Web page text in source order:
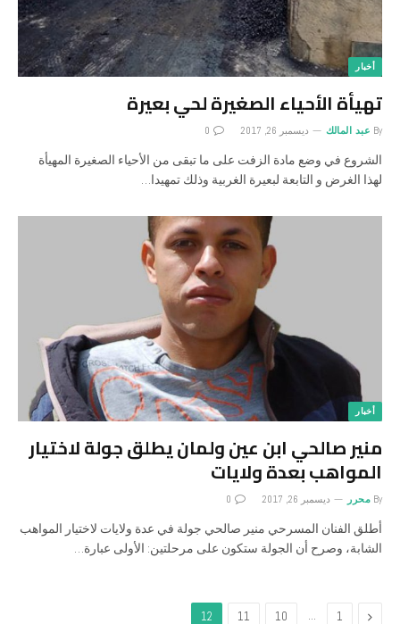
أخبار
تهيأة الأحياء الصغيرة لحي بعيرة
By عبد المالك ديسمبر 26, 2017 0
الشروع في وضع مادة الزفت على ما تبقى من الأحياء الصغيرة المهيأة
لهذا الغرض و التابعة لبعيرة الغربية وذلك تمهيدا…
أخبار
منير صالحي ابن عين ولمان يطلق جولة لاختيار
المواهب بعدة ولايات
By محرر ديسمبر 26, 2017 0
أطلق الفنان المسرحي منير صالحي جولة في عدة ولايات لاختيار المواهب
الشابة، وصرح أن الجولة ستكون على مرحلتين: الأولى عبارة…
Previous
1
…
10
11
12